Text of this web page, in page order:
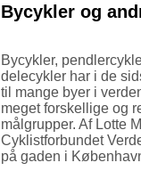
Bycykler og
Bycykler,
delecykler har i de
til mange byer i
meget forskellige og
målgrupper. Af Lotte
Cyklistforbundet
på gaden i